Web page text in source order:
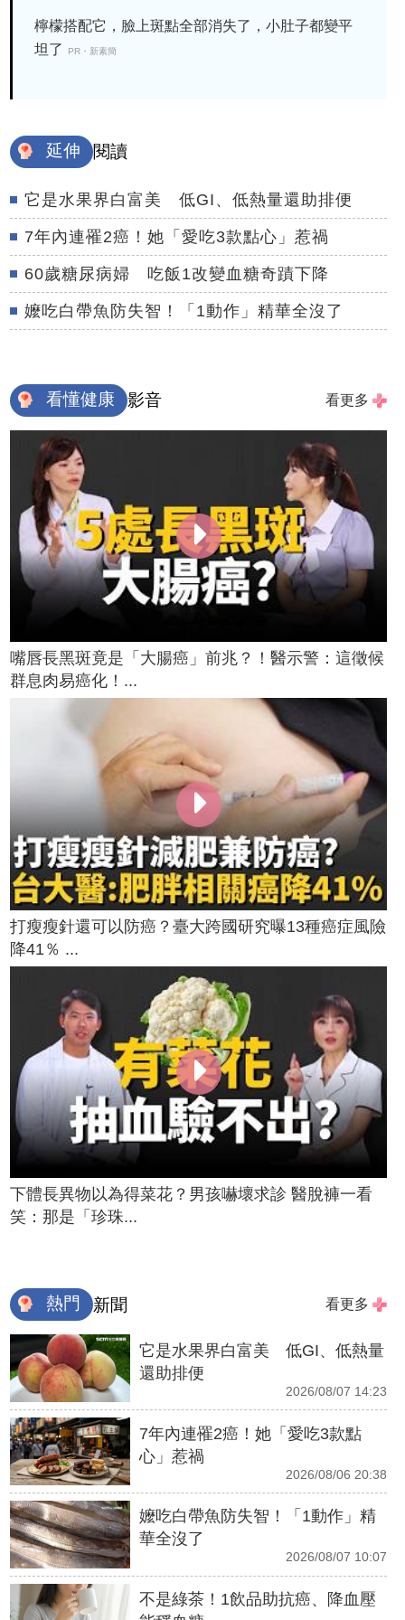
檸檬搭配它，臉上斑點全部消失了，小肚子都變平
坦了
PR・新素簡
延伸 閱讀
它是水果界白富美 低GI、低熱量還助排便
7年內連罹2癌！她「愛吃3款點心」惹禍
60歲糖尿病婦 吃飯1改變血糖奇蹟下降
嬤吃白帶魚防失智！「1動作」精華全沒了
看懂健康 影音 看更多
嘴唇長黑斑竟是「大腸癌」前兆？！醫示警：這徵候
群息肉易癌化！...
打瘦瘦針還可以防癌？臺大跨國研究曝13種癌症風險
降41％ ...
下體長異物以為得菜花？男孩嚇壞求診 醫脫褲一看
笑：那是「珍珠...
熱門 新聞 看更多
它是水果界白富美 低GI、低熱量
還助排便
2026/08/07 14:23
7年內連罹2癌！她「愛吃3款點
心」惹禍
2026/08/06 20:38
嬤吃白帶魚防失智！「1動作」精
華全沒了
2026/08/07 10:07
不是綠茶！1飲品助抗癌、降血壓